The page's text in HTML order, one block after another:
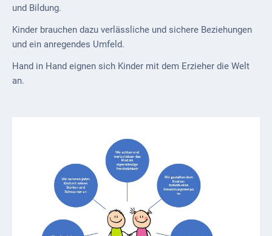
und Bildung.
Kinder brauchen dazu verlässliche und sichere Beziehungen
und ein anregendes Umfeld.
Hand in Hand eignen sich Kinder mit dem Erzieher die Welt
an.